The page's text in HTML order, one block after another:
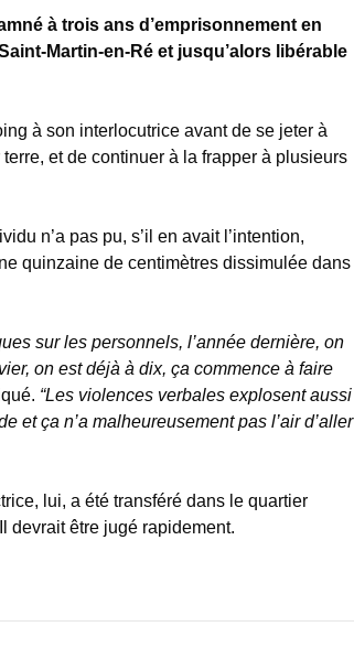
à trois ans d’emprisonnement en
Martin-en-Ré et jusqu’alors libérable
à son interlocutrice avant de se jeter à
et de continuer à la frapper à plusieurs
n’a pas pu, s’il en avait l’intention,
quinzaine de centimètres dissimulée dans
sur les personnels, l’année dernière, on
on est déjà à dix, ça commence à faire
“Les violences verbales explosent aussi
et ça n’a malheureusement pas l’air d’aller
lui, a été transféré dans le quartier
devrait être jugé rapidement.